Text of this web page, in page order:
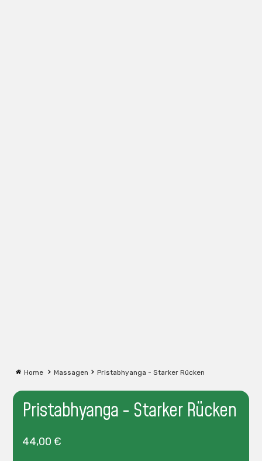
Home Massagen Pristabhyanga - Starker Rücken
Pristabhyanga - Starker Rücken
44,00 €